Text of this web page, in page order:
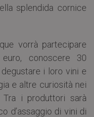
splendida cornice
vorrà partecipare
conoscere 30
i loro vini e
e altre curiosità nei
Tra i produttori sarà
d’assaggio di vini di